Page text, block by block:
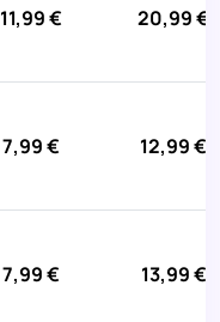
11,99 € 20,99 €
7,99 € 12,99 €
7,99 € 13,99 €